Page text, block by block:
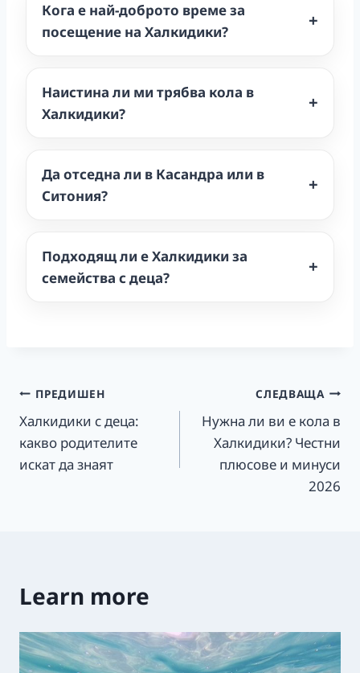
Кога е най-доброто време за
посещение на Халкидики?
Наистина ли ми трябва кола в
Халкидики?
Да отседна ли в Касандра или в
Ситония?
Подходящ ли е Халкидики за
семейства с деца?
Навигация
ПРЕДИШЕН
Халкидики с деца:
какво родителите
искат да знаят
СЛЕДВАЩА
Нужна ли ви е кола в
Халкидики? Честни
плюсове и минуси
2026
Learn more